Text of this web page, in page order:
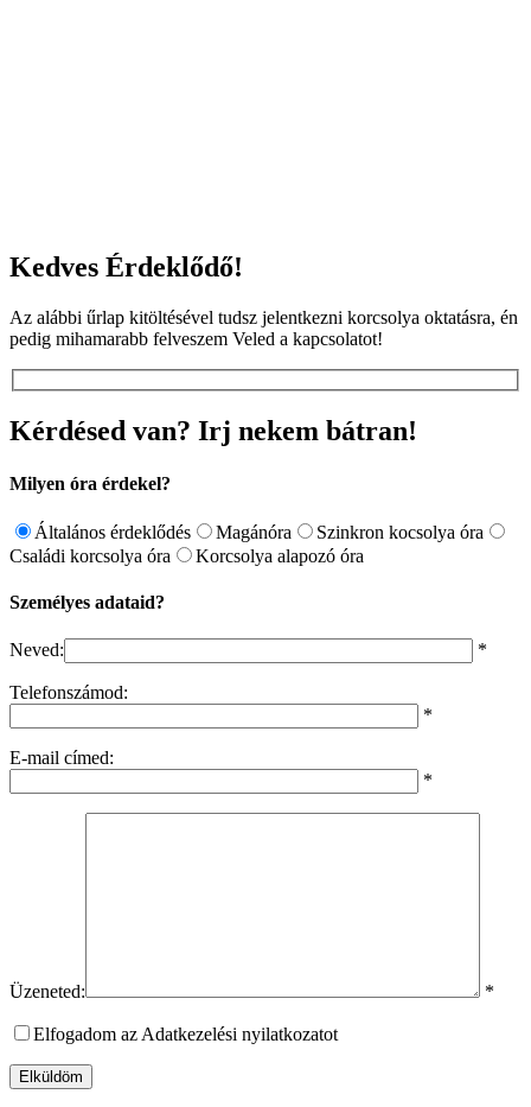
Kedves Érdeklődő!
Az alábbi űrlap kitöltésével tudsz jelentkezni korcsolya oktatásra, én
pedig mihamarabb felveszem Veled a kapcsolatot!
Kérdésed van? Irj nekem bátran!
Milyen óra érdekel?
Általános érdeklődés Magánóra
Szinkron kocsolya óra
Családi korcsolya óra
Korcsolya alapozó óra
Személyes adataid?
Neved: *
Telefonszámod:
*
E-mail címed:
*
Üzeneted: *
Elfogadom az Adatkezelési nyilatkozatot